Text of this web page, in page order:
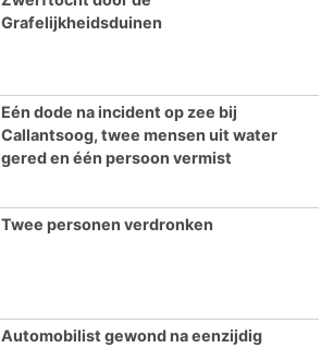
Grafelijkheidsduinen
Eén dode na incident op zee bij
Callantsoog, twee mensen uit water
gered en één persoon vermist
Twee personen verdronken
Automobilist gewond na eenzijdig